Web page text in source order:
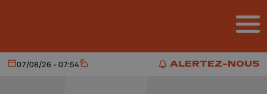
ALERTEZ-NOUS
ALERTEZ-NOUS
Aujourd'hui
07/08/26 - 07:54 Météo